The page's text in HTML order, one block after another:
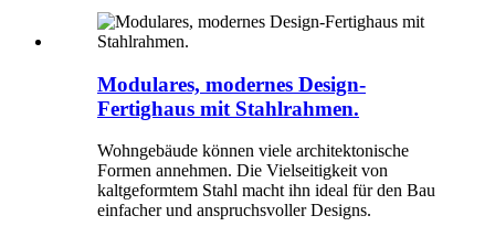
Modulares, modernes Design-
Fertighaus mit Stahlrahmen.
Wohngebäude können viele architektonische
Formen annehmen. Die Vielseitigkeit von
kaltgeformtem Stahl macht ihn ideal für den Bau
einfacher und anspruchsvoller Designs.